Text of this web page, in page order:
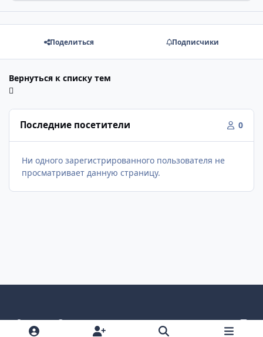
Поделиться Подписчики
Вернуться к списку тем
Последние посетители 0
Ни одного зарегистрированного пользователя не
просматривает данную страницу.
Светлый режим
Темный режим
Как в системе
v